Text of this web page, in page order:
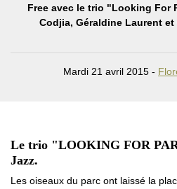
Free avec le trio "Looking For
Codjia, Géraldine Laurent
Mardi 21 avril 2015 -
Le trio "LOOKING FOR
Jazz.
Les oiseaux du parc ont laissé la